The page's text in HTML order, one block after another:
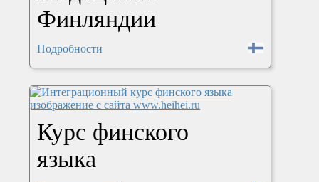
Финляндии
Подробности
Курс финского
языка